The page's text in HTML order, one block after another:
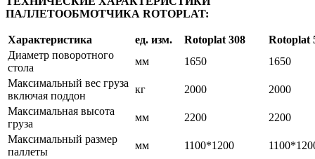
ПАЛЛЕТООБМОТЧИКА ROTOPLAT:
Характеристика ед. изм. Rotoplat308 Rotoplat
Диаметр поворотного
стола
мм 1650
1650
Максимальный вес груза
включая поддон
кг 2000
2000
Максимальная высота
груза
мм 2200
2200
Максимальный размер
паллеты
мм 1100*1200